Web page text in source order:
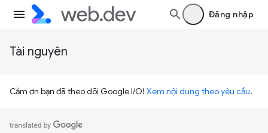
Đăng nhập
Tài nguyên
Cảm ơn bạn đã theo dõi Google I/O! Xem nội dung theo yêu cầu.